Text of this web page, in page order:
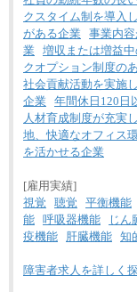
クスタイム制を導入
がある企業 事業内
業 増収または増益
クオプション制度の
社会貢献活動を実施
企業 年間休日120日
人材育成制度が充実
地、快適なオフィス
を活かせる企業
[雇用実績]
視覚
聴覚 平衡機能
能 呼吸器機能 じん
疫機能
肝臓機能 知
障害者求人を詳しく